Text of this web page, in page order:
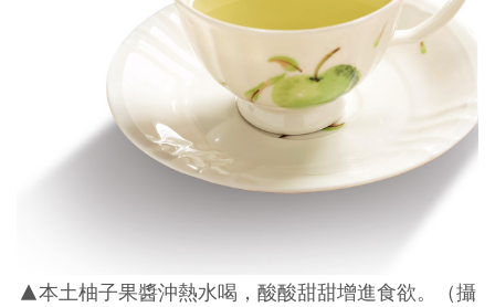
▲本土柚子果醬沖熱水喝，酸酸甜甜增進食欲。（攝